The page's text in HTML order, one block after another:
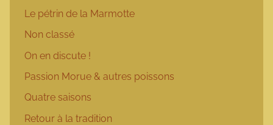
Le pétrin de la Marmotte
Non classé
On en discute !
Passion Morue & autres poissons
Quatre saisons
Retour à la tradition